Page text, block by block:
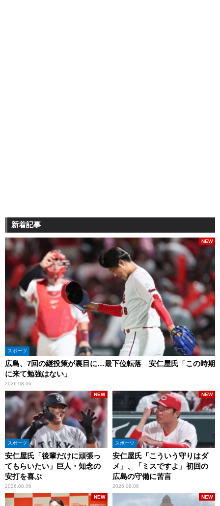
新着記事
スポーツ
広島、7回の継投策が裏目に…最下位転落 安仁屋氏「この時期
に来て勉強はない」
2026.08.06
NEW
スポーツ
安仁屋氏「後輩だけに頑張っ
てもらいたい」巨人・知念の
安打を喜ぶ
2026.08.06
NEW
スポーツ
安仁屋氏「こういう守りはダ
メ」、「ミスですよ」初回の
広島の守備に苦言
2026.08.06
NEW
NEW NEW